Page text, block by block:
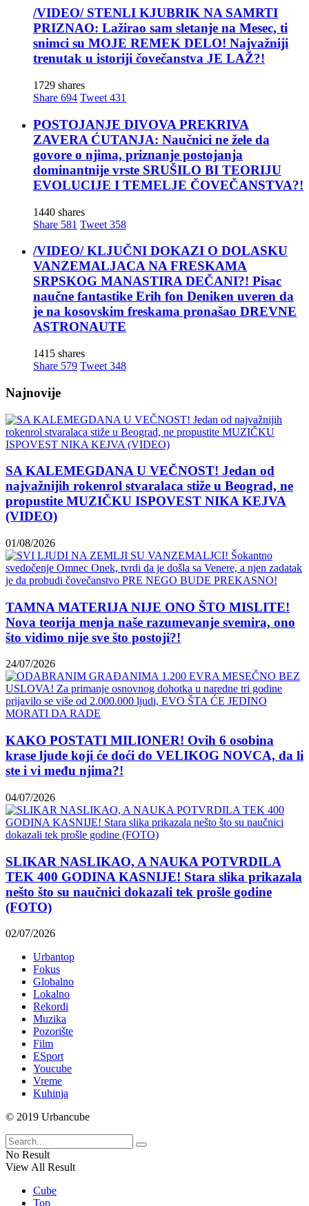
/VIDEO/ STENLI KJUBRIK NA SAMRTI
PRIZNAO: Lažirao sam sletanje na Mesec, ti
snimci su MOJE REMEK DELO! Najvažniji
trenutak u istoriji čovečanstva JE LAŽ?!
1729 shares
Share 694 Tweet 431
POSTOJANJE DIVOVA PREKRIVA
ZAVERA ĆUTANJA: Naučnici ne žele da
govore o njima, priznanje postojanja
dominantnije vrste SRUŠILO BI TEORIJU
EVOLUCIJE I TEMELJE ČOVEČANSTVA?!
1440 shares
Share 581 Tweet 358
/VIDEO/ KLJUČNI DOKAZI O DOLASKU
VANZEMALJACA NA FRESKAMA
SRPSKOG MANASTIRA DEČANI?! Pisac
naučne fantastike Erih fon Deniken uveren da
je na kosovskim freskama pronašao DREVNE
ASTRONAUTE
1415 shares
Share 579 Tweet 348
Najnovije
SA KALEMEGDANA U VEČNOST! Jedan od
najvažnijih rokenrol stvaralaca stiže u Beograd, ne
propustite MUZIČKU ISPOVEST NIKA KEJVA
(VIDEO)
01/08/2026
TAMNA MATERIJA NIJE ONO ŠTO MISLITE!
Nova teorija menja naše razumevanje svemira, ono
što vidimo nije sve što postoji?!
24/07/2026
KAKO POSTATI MILIONER! Ovih 6 osobina
krase ljude koji će doći do VELIKOG NOVCA, da li
ste i vi među njima?!
04/07/2026
SLIKAR NASLIKAO, A NAUKA POTVRDILA
TEK 400 GODINA KASNIJE! Stara slika prikazala
nešto što su naučnici dokazali tek prošle godine
(FOTO)
02/07/2026
Urbantop
Fokus
Globalno
Lokalno
Rekordi
Muzika
Pozorište
Film
ESport
Youcube
Vreme
Kuhinja
© 2019 Urbancube
No Result
View All Result
Cube
Top